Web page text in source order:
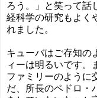
ろう。」と笑って話
経科学の研究もよく
れました。
キューバはご存知の
ィーは明るいです。
ファミリーのように
だ、所長のペドロ・